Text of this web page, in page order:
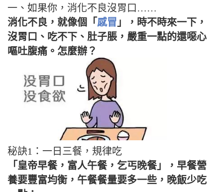
一、如果你，消化不良沒胃口……
消化不良，就像個「 感冒 」，時不時來一下，
沒胃口、吃不下、肚子脹，嚴重一點的還噁心
嘔吐腹痛。怎麼辦？
秘訣1：一日三餐，規律吃
「皇帝早餐，富人午餐，乞丐晚餐」，早餐營
養要豐富均衡，午餐餐量要多一些，晚飯少吃